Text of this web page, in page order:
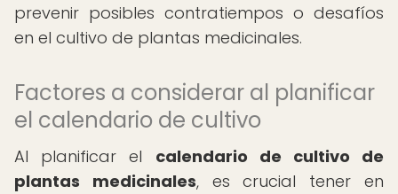
prevenir posibles contratiempos o desafíos
en el cultivo de plantas medicinales.
Factores a considerar al planificar
el calendario de cultivo
Al planificar el calendario de cultivo de
plantas medicinales, es crucial tener en